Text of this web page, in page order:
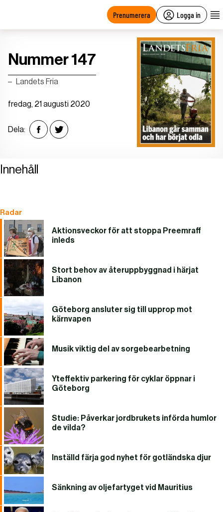
Prenumerera Logga in
Nummer 147
Landets Fria
fredag, 21 augusti 2020
Dela:
Innehåll
Radar
Aktionsveckor för att stoppa Preemraff
inleds
Stort behov av återuppbyggnad i härjat
Libanon
Göteborg ansluter sig till upprop mot
kärnvapen
Musik viktig del av sorgebearbetning
Yteffektiv parkering för cyklar öppnar i
Göteborg
Studie: Påverkar jordbrukets införda humlor
de vilda?
Inställd färja god nyhet för gotländska djur
Sänkning av oljefartyget vid Mauritius